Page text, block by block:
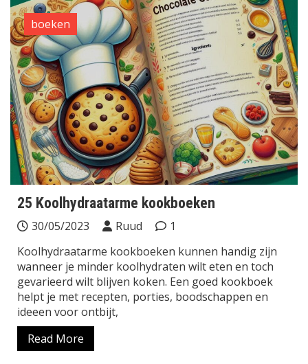
boeken
25 Koolhydraatarme kookboeken
30/05/2023 Ruud
1
Koolhydraatarme kookboeken kunnen handig zijn
wanneer je minder koolhydraten wilt eten en toch
gevarieerd wilt blijven koken. Een goed kookboek
helpt je met recepten, porties, boodschappen en
ideeen voor ontbijt,
Read More